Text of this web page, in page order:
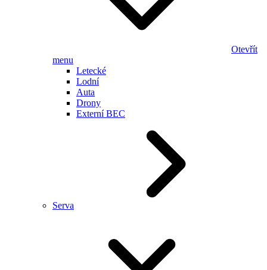
Otevřít
menu
Letecké
Lodní
Auta
Drony
Externí BEC
Serva